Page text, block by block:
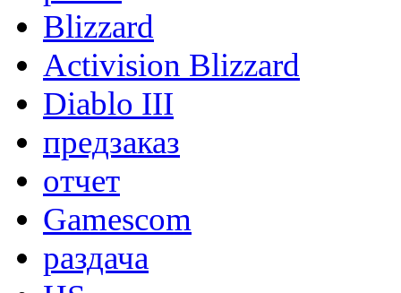
Blizzard
Activision Blizzard
Diablo III
предзаказ
отчет
Gamescom
раздача